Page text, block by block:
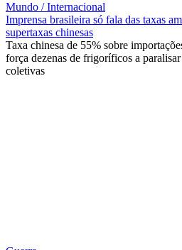
Mundo / Internacional
Imprensa brasileira só fala das taxas
supertaxas chinesas
Taxa chinesa de 55% sobre
força dezenas de frigoríficos a
coletivas